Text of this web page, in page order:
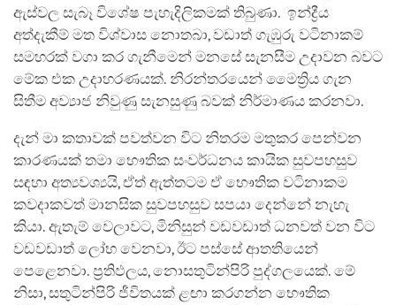
ඇස්වල සැබෑ විශේෂ පැහැදිලිකමක් තිබුණා. ඉන්ද්‍රීය
අත්දැකීම් මත විශ්වාස නොතබා, වඩාත් ගැඹුරු වටිනාකම්
සමහරක් වගා කර ගැනීමෙන් මනසේ සැනසීම උදාවන බවට
මේක එක උදාහරණයක්. නිරන්තරයෙන් මෛත්‍රිය ගැන
සිතීම අව්‍යාජ නිවුණු සැනසුණු බවක් නිර්මාණය කරනවා.
දැන් මා කතාවක් පවත්වන විට නිතරම මතුකර පෙන්වන
කාරණයක් තමා භෞතික සංවර්ධනය කායික සුවපහසුව
සඳහා අත්‍යවශ්‍යයි, ඒත් ඇත්තටම ඒ භෞතික වටිනාකම
කවදාකවත් මානසික සුවපහසුව සපයා දෙන්නේ නැහැ
කියා. ඇතැම් වෙලාවට, මිනිසුන් වඩවඩාත් ධනවත් වන විට
වඩවඩාත් ලෝභ වෙනවා, ඊට පස්සේ ආතතියෙන්
පෙළෙනවා. ප්‍රතිඵලය, නොසතුටින්පිරි පුද්ගලයෙක්. මේ
නිසා, සතුටින්පිරි ජීවිතයක් ළඟා කරගන්න භෞතික